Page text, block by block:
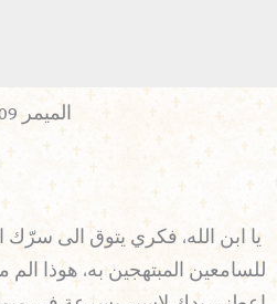
الميمر 109
يا ابن الله، فكري يتوق الى
للسامعين المبتهجين به، هوذا